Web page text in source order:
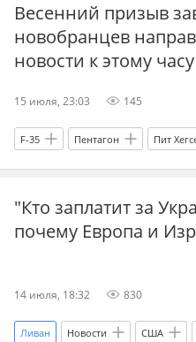
Весенний призыв
новобранцев
новости к этому часу
15 июля, 23:03 145
F-35 Пентагон Пит
Луганская Народная Республика
"Кто заплатит за
почему Европа и
14 июля, 18:32 830
Ливан Новости США